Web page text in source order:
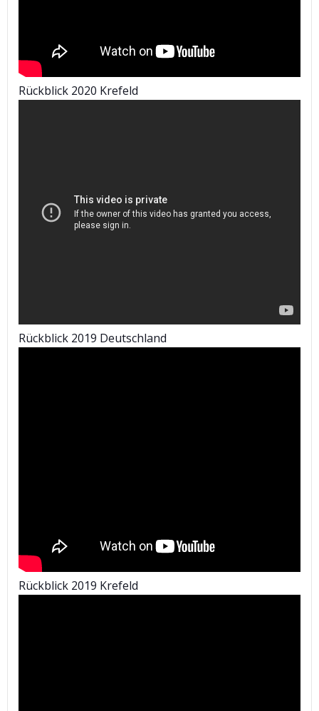
Rückblick 2020 Krefeld
Rückblick 2019 Deutschland
Rückblick 2019 Krefeld